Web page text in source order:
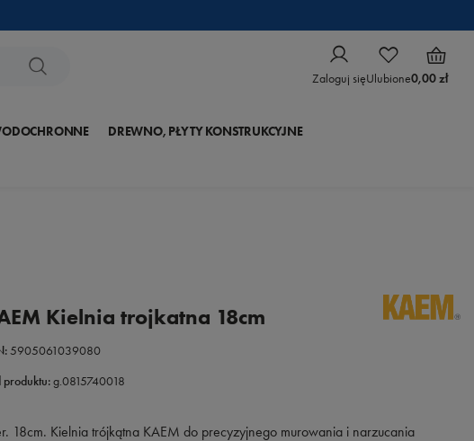
Zaloguj sięUlubione0,00 zł
DREWNO, PŁYTY KONSTRUKCYJNE
Kielnia trojkatna 18cm
5905061039080
produktu:g.0815740018
18cm. Kielnia trójkątna KAEM do precyzyjnego murowania i narzucania